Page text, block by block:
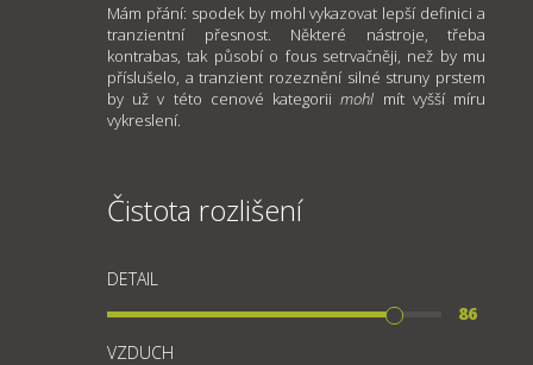
Mám přání: spodek by mohl vykazovat lepší definici a
tranzientní přesnost. Některé nástroje, třeba
kontrabas, tak působí o fous setrvačněji, než by mu
příslušelo, a tranzient rozeznění silné struny prstem
by už v této cenové kategoriimohl mít vyšší míru
vykreslení.
Čistota rozlišení
DETAIL
86
VZDUCH